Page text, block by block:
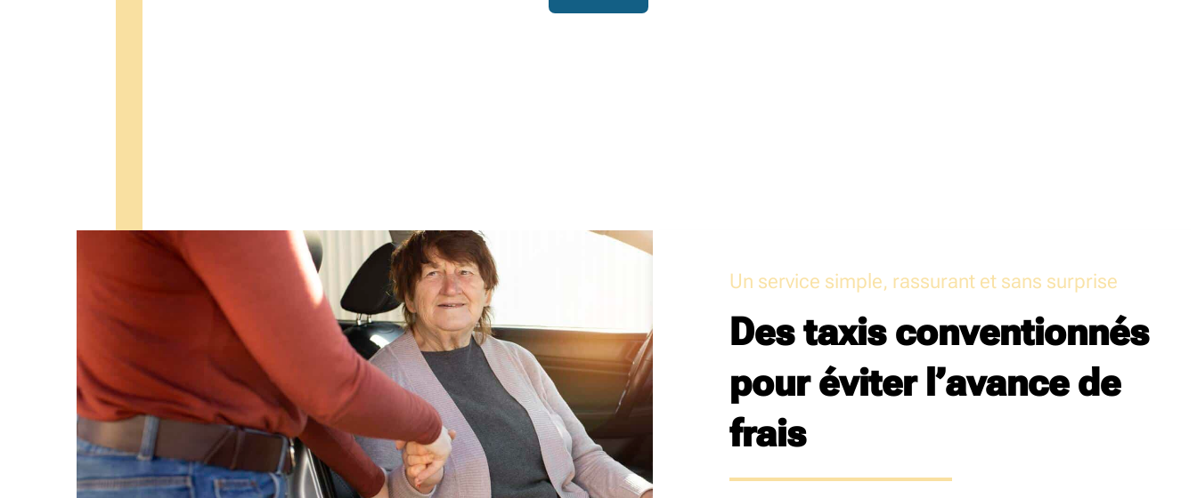
Un service simple, rassurant et sans surprise
Des taxis conventionnés
pour éviter l’avance de
frais